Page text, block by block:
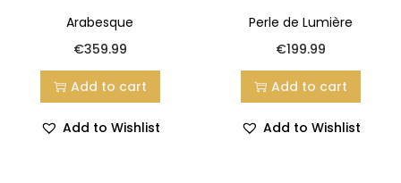
Arabesque
€359.99
Add to cart
Add to Wishlist
Perle de Lumière
€199.99
Add to cart
Add to Wishlist